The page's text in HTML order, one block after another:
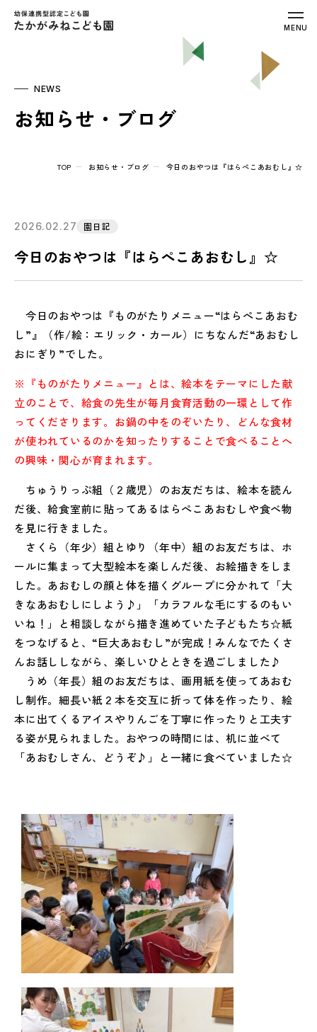
幼保連携型認定こども園 たかがみねこ
MENU
NEWS
お知らせ・ブログ
TOP お知らせ・ブログ 今日のおやつは『はらぺこあおむし』☆
2026.02.27 園日記
今日のおやつは『はらぺこあおむし』☆
今日のおやつは『ものがたりメニュー“はらぺこあおむ
し”』（作/絵：エリック・カール）にちなんだ“あおむし
おにぎり”でした。
※『ものがたりメニュー』とは、絵本をテーマにした献
立のことで、給食の先生が毎月食育活動の一環として作
ってくださります。お鍋の中をのぞいたり、どんな食材
が使われているのかを知ったりすることで食べることへ
の興味・関心が育まれます。
ちゅうりっぷ組（２歳児）のお友だちは、絵本を読ん
だ後、給食室前に貼ってあるはらぺこあおむしや食べ物
を見に行きました。
さくら（年少）組とゆり（年中）組のお友だちは、ホ
ールに集まって大型絵本を楽しんだ後、お絵描きをしま
した。あおむしの顔と体を描くグループに分かれて「大
きなあおむしにしよう♪」「カラフルな毛にするのもい
いね！」と相談しながら描き進めていた子どもたち☆紙
をつなげると、“巨大あおむし”が完成！みんなでたくさ
んお話ししながら、楽しいひとときを過ごしました♪
うめ（年長）組のお友だちは、画用紙を使ってあおむ
し制作。細長い紙２本を交互に折って体を作ったり、絵
本に出てくるアイスやりんごを丁寧に作ったりと工夫す
る姿が見られました。おやつの時間には、机に並べて
「あおむしさん、どうぞ♪」と一緒に食べていました☆